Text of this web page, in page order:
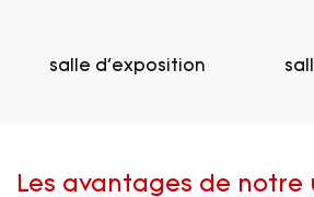
salle d'exposition
Les avantages de notre